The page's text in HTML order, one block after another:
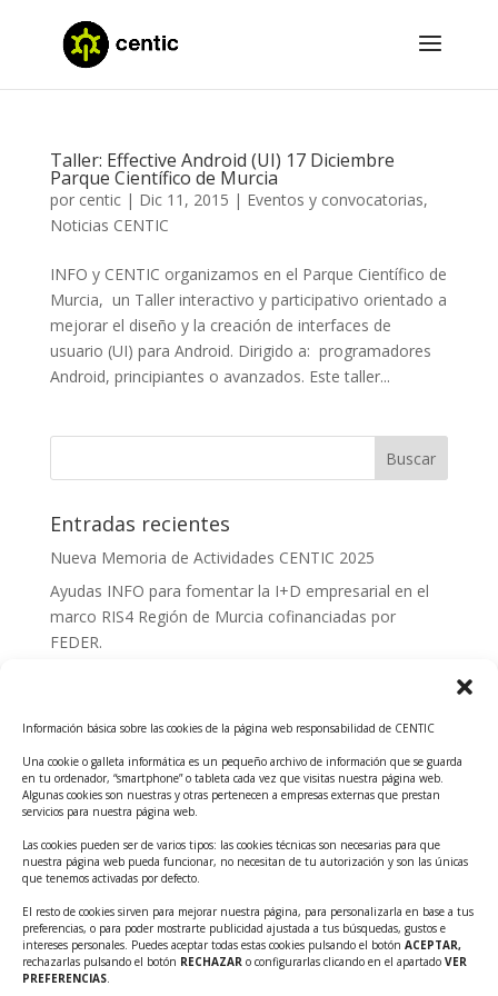
Información básica sobre las cookies de la página web responsabilidad de CENTIC
Una cookie o galleta informática es un pequeño archivo de información que se guarda
en tu ordenador, “smartphone” o tableta cada vez que visitas nuestra página web.
Algunas cookies son nuestras y otras pertenecen a empresas externas que prestan
servicios para nuestra página web.
Las cookies pueden ser de varios tipos: las cookies técnicas son necesarias para que
nuestra página web pueda funcionar, no necesitan de tu autorización y son las únicas
que tenemos activadas por defecto.
El resto de cookies sirven para mejorar nuestra página, para personalizarla en base a tus
preferencias, o para poder mostrarte publicidad ajustada a tus búsquedas, gustos e
intereses personales. Puedes aceptar todas estas cookies pulsando el botón ACEPTAR,
rechazarlas pulsando el botón RECHAZAR o configurarlas clicando en el apartado VER
PREFERENCIAS.
Taller: Effective Android (UI) 17 Diciembre
Parque Científico de Murcia
por centic| Dic 11, 2015 | Eventos y convocatorias,
Noticias CENTIC
INFO y CENTIC organizamos en el Parque Científico de
Murcia, un Taller interactivo y participativo orientado a
mejorar el diseño y la creación de interfaces de
usuario (UI) para Android. Dirigido a: programadores
Android, principiantes o avanzados. Este taller...
Entradas recientes
Nueva Memoria de Actividades CENTIC 2025
Ayudas INFO para fomentar la I+D empresarial en el
marco RIS4 Región de Murcia cofinanciadas por
FEDER.
Tecnológicos 2ª ed.
Ayudas INFO para el apoyo a las empresas
innovadoras con potencial tecnológico y escalables
Convocatoria Cheque de Innovación. Ayudas INFO
para la contratación de servicios de Innovación y
Competitividad
Cheque Inversión del INFO. Ayudas para la
contratación de servicios de Innovación y
Competitividad para apoyar rondas de financiación.